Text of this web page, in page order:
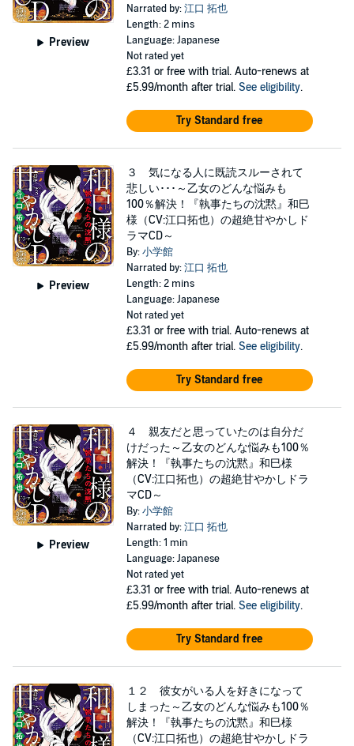
Preview
Narrated by:江口 拓也
Length: 2 mins
Language: Japanese
Not rated yet
£3.31 or free with trial. Auto-renews at
£5.99/month after trial. See eligibility.
Try Standard free
Preview
３ 気になる人に既読スルーされて
悲しい･･･～乙女のどんな悩みも
100％解決！『執事たちの沈黙』和巳
様（CV:江口拓也）の超絶甘やかしド
ラマCD～
By:小学館
Narrated by:江口 拓也
Length: 2 mins
Language: Japanese
Not rated yet
£3.31 or free with trial. Auto-renews at
£5.99/month after trial. See eligibility.
Try Standard free
Preview
４ 親友だと思っていたのは自分だ
けだった～乙女のどんな悩みも100％
解決！『執事たちの沈黙』和巳様
（CV:江口拓也）の超絶甘やかしドラ
マCD～
By:小学館
Narrated by:江口 拓也
Length: 1 min
Language: Japanese
Not rated yet
£3.31 or free with trial. Auto-renews at
£5.99/month after trial. See eligibility.
Try Standard free
１２ 彼女がいる人を好きになって
しまった～乙女のどんな悩みも100％
解決！『執事たちの沈黙』和巳様
（CV:江口拓也）の超絶甘やかしドラ